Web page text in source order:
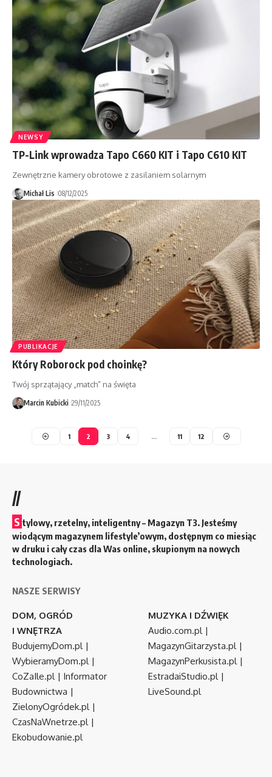
NEWSY
TP-Link wprowadza Tapo C660 KIT i Tapo C610 KIT
Zewnętrzne kamery obrotowe z zasilaniem solarnym
Michał Lis 08/12/2025
PUBLIKACJE
Który Roborock pod choinkę?
Twój sprzątający „match” na święta
Marcin Kubicki 29/11/2025
1 2 3 4 11 12
//
S tylowy, rzetelny, inteligentny – Magazyn T3. Jesteśmy
wiodącym magazynem lifestyle’owym, dostępnym co miesiąc
w druku i cały czas dla Was online, skupionym na nowych
technologiach.
NASZE SERWISY
DOM, OGRÓD
I WNĘTRZA
BudujemyDom.pl|
WybieramyDom.pl|
CoZaIle.pl| Informator
Budownictwa |
ZielonyOgródek.pl|
CzasNaWnetrze.pl|
Ekobudowanie.pl
MUZYKA I DŹWIĘK
Audio.com.pl|
MagazynGitarzysta.pl|
MagazynPerkusista.pl|
EstradaiStudio.pl|
LiveSound.pl